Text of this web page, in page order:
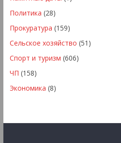
Политика (28)
Прокуратура (159)
Сельское хозяйство (51)
Спорт и туризм (606)
ЧП (158)
Экономика (8)